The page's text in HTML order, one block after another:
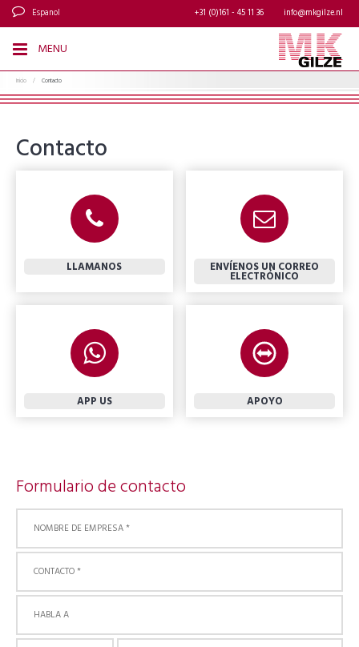
Espanol info@mkgilze.nl
+31 (0)161 - 45 11 36
MENU
Inicio / Contacto
Contacto
LLAMANOS ENVÍENOS UN CORREO
ELECTRÓNICO
APP US APOYO
Formulario de contacto